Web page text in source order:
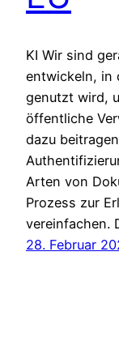
KI Wir sind
entwickeln, in
genutzt wird,
öffentliche
dazu
Arten von
Prozess zur
vereinfachen.
28. Februar